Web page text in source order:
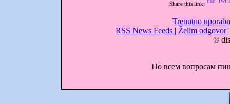
Share this link:
Trenutno
RSS News Feeds | Želim odgovor
©
По всем вопросам